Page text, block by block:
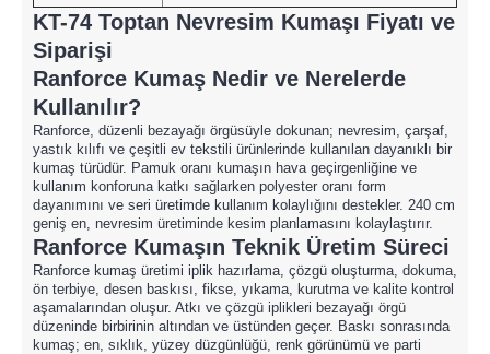
KT-74 Toptan Nevresim Kumaşı Fiyatı ve
Siparişi
Ranforce Kumaş Nedir ve Nerelerde
Kullanılır?
Ranforce, düzenli bezayağı örgüsüyle dokunan; nevresim, çarşaf,
yastık kılıfı ve çeşitli ev tekstili ürünlerinde kullanılan dayanıklı bir
kumaş türüdür. Pamuk oranı kumaşın hava geçirgenliğine ve
kullanım konforuna katkı sağlarken polyester oranı form
dayanımını ve seri üretimde kullanım kolaylığını destekler. 240 cm
geniş en, nevresim üretiminde kesim planlamasını kolaylaştırır.
Ranforce Kumaşın Teknik Üretim Süreci
Ranforce kumaş üretimi iplik hazırlama, çözgü oluşturma, dokuma,
ön terbiye, desen baskısı, fikse, yıkama, kurutma ve kalite kontrol
aşamalarından oluşur. Atkı ve çözgü iplikleri bezayağı örgü
düzeninde birbirinin altından ve üstünden geçer. Baskı sonrasında
kumaş; en, sıklık, yüzey düzgünlüğü, renk görünümü ve parti